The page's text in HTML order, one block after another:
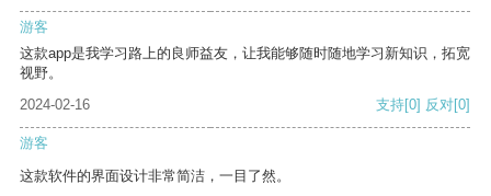
游客
这款app是我学习路上的良师益友，让我能够随时随地学习新知识，拓宽
视野。
2024-02-16
支持[0] 反对[0]
游客
这款软件的界面设计非常简洁，一目了然。